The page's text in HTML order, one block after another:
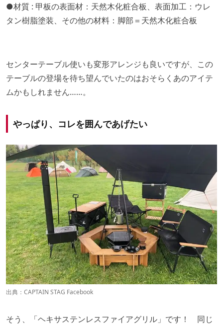
●材質 : 甲板の表面材：天然木化粧合板、表面加工：ウレ
タン樹脂塗装、その他の材料：脚部＝天然木化粧合板
センターテーブル使いも変形アレンジも良いですが、この
テーブルの登場を待ち望んでいたのはおそらくあのアイテ
ムかもしれません……。
やっぱり、コレを囲んであげたい
出典： CAPTAIN STAG Facebook
そう、「ヘキサステンレスファイアグリル」です！ 同じ